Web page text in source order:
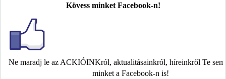
Kövess minket Facebook-n!
Ne maradj le az ACKIÓINKról, aktualitásainkról, híreinkről Te
minket a Facebook-n is!